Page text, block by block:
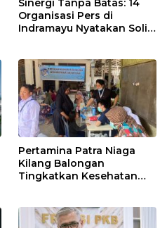
Sinergi Tanpa Batas: 14
Organisasi Pers di
Indramayu Nyatakan Solid
Pertamina Patra Niaga
Kilang Balongan
Tingkatkan Kesehatan
Rutin dan Edukasi